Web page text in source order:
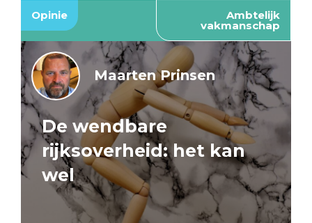
Opinie Ambtelijk
vakmanschap
Maarten Prinsen
De wendbare
rijksoverheid: het kan
wel